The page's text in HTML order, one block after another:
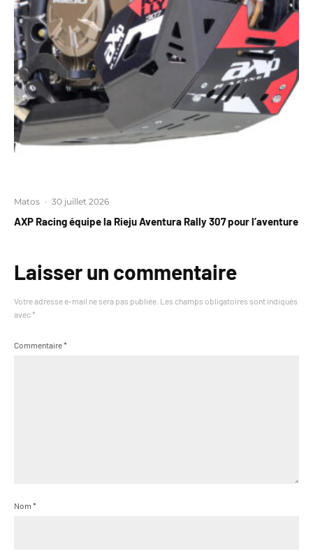
Matos · 30 juillet 2026
AXP Racing équipe la Rieju Aventura Rally 307 pour l’aventure
Laisser un commentaire
Votre adresse e-mail ne sera pas publiée. Les champs obligatoires sont indiqués
avec *
Commentaire*
Nom *